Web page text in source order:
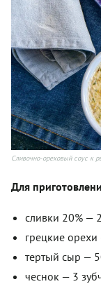
Сливочно-ореховый соус к
Для
сливки 20% —
грецкие
тертый сыр —
чеснок — 3